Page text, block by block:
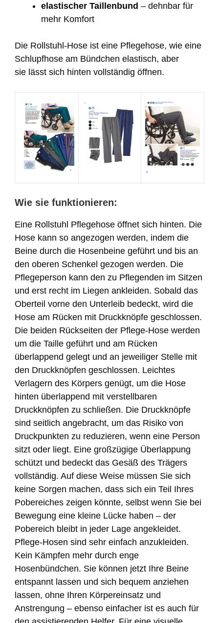
elastischer Taillenbund – dehnbar für
mehr Komfort
Die Rollstuhl-Hose ist eine Pflegehose, wie eine
Schlupfhose am Bündchen elastisch, aber
sie lässt sich hinten vollständig öffnen.
Wie sie funktionieren:
Eine Rollstuhl Pflegehose öffnet sich hinten. Die
Hose kann so angezogen werden, indem die
Beine durch die Hosenbeine geführt und bis an
den oberen Schenkel gezogen werden. Die
Pflegeperson kann den zu Pflegenden im Sitzen
und erst recht im Liegen ankleiden. Sobald das
Oberteil vorne den Unterleib bedeckt, wird die
Hose am Rücken mit Druckknöpfe geschlossen.
Die beiden Rückseiten der Pflege-Hose werden
um die Taille geführt und am Rücken
überlappend gelegt und an jeweiliger Stelle mit
den Druckknöpfen geschlossen. Leichtes
Verlagern des Körpers genügt, um die Hose
hinten überlappend mit verstellbaren
Druckknöpfen zu schließen. Die Druckknöpfe
sind seitlich angebracht, um das Risiko von
Druckpunkten zu reduzieren, wenn eine Person
sitzt oder liegt. Eine großzügige Überlappung
schützt und bedeckt das Gesäß des Trägers
vollständig. Auf diese Weise müssen Sie sich
keine Sorgen machen, dass sich ein Teil Ihres
Pobereiches zeigen könnte, selbst wenn Sie bei
Bewegung eine kleine Lücke haben – der
Pobereich bleibt in jeder Lage angekleidet.
Pflege-Hosen sind sehr einfach anzukleiden.
Kein Kämpfen mehr durch enge
Hosenbündchen. Sie können jetzt Ihre Beine
entspannt lassen und sich bequem anziehen
lassen, ohne Ihren Körpereinsatz und
Anstrengung – ebenso einfacher ist es auch für